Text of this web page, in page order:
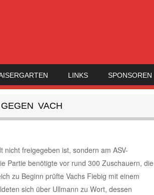
LINKS SPONSOREN
VACH
freigegeben ist, sondern am ASV-
Partie benötigte vor rund 300 Zuschauern, die
zu Beginn prüfte Vachs Fiebig mit einem
sich über Ullmann zu Wort, dessen